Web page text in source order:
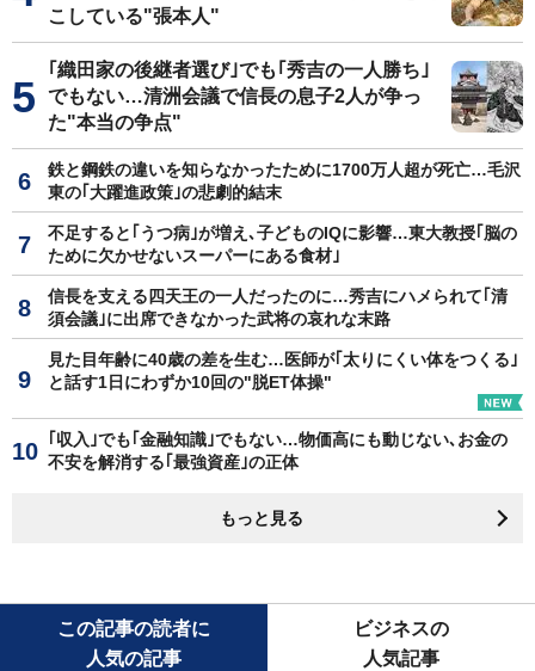
こしている"張本人"
｢織田家の後継者選び｣でも｢秀吉の一人勝ち｣
でもない…清洲会議で信長の息子2人が争っ
た"本当の争点"
鉄と鋼鉄の違いを知らなかったために1700万人超が死亡…毛沢
東の｢大躍進政策｣の悲劇的結末
不足すると｢うつ病｣が増え､子どものIQに影響…東大教授｢脳の
ために欠かせないスーパーにある食材｣
信長を支える四天王の一人だったのに…秀吉にハメられて｢清
須会議｣に出席できなかった武将の哀れな末路
見た目年齢に40歳の差を生む…医師が｢太りにくい体をつくる｣
と話す1日にわずか10回の"脱ET体操"
｢収入｣でも｢金融知識｣でもない…物価高にも動じない､お金の
不安を解消する｢最強資産｣の正体
もっと見る
この記事の読者に
人気の記事
ビジネスの
人気記事